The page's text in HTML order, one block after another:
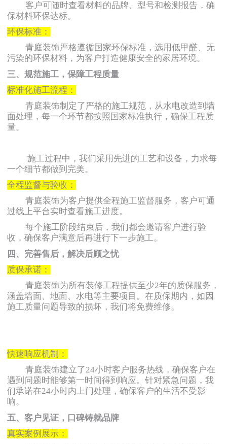
客户可随时查看材料的品牌、型号和检测报告，确
保材料环保达标。
环保标准：
青庭装饰严格遵循国家环保标准，选用低甲醛、无
污染的环保材料，为客户打造健康安全的家居环境。
三、规范施工，保障工程质量
标准化施工流程：
青庭装饰制定了严格的施工规范，从水电改造到墙
面处理，每一个环节都按照国家标准执行，确保工程质
量。
施工过程中，我们采用先进的工艺和设备，力求每
一个细节都做到完美。
全程监督与验收：
青庭装饰为客户提供全程施工监督服务，客户可通
过线上平台实时查看施工进度。
每个施工阶段结束后，我们都会邀请客户进行验
收，确保客户满意后再进行下一步施工。
四、完善售后，解决后顾之忧
质保承诺：
青庭装饰为所有装修工程提供至少2年的质保服务，
涵盖墙面、地面、水电等主要项目。 在质保期内，如因
施工质量问题导致的损坏，我们将免费维修。
快速响应机制：
青庭装饰建立了24小时客户服务热线，确保客户在
遇到问题时能够第一时间得到响应。 针对紧急问题，我
们承诺在24小时内上门处理，确保客户的生活不受影
响。
五、客户见证，口碑铸就品牌
真实案例展示：